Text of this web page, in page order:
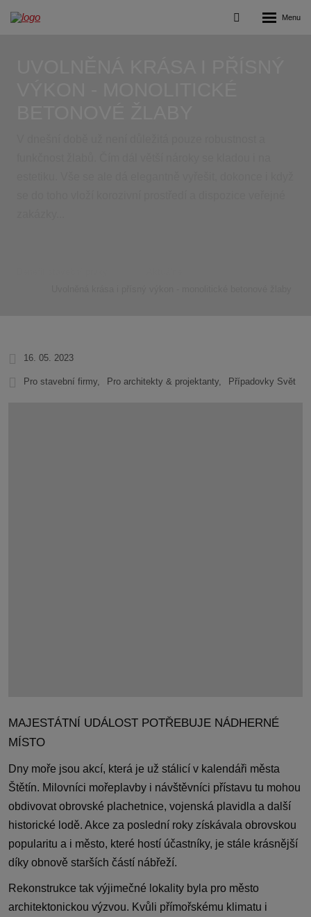
Vyhledávání
Rozbalení
16. 05. 2023
Pro stavební firmy Pro architekty & projektanty Případovky Svět
MAJESTÁTNÍ UDÁLOST POTŘEBUJE NÁDHERNÉ
MÍSTO
Dny moře jsou akcí, která je už stálicí v kalendáři města
Štětín. Milovníci mořeplavby i návštěvníci přístavu tu mohou
obdivovat obrovské plachetnice, vojenská plavidla a další
historické lodě. Akce za poslední roky získávala obrovskou
popularitu a i město, které hostí účastníky, je stále krásnější
díky obnově starších částí nábřeží.
Rekonstrukce tak výjimečné lokality byla pro město
architektonickou výzvou. Kvůli přímořskému klimatu i